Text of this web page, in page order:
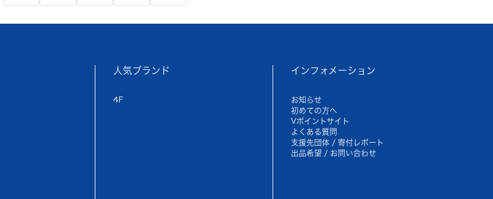
人気ブランド
4F
インフォメーション
お知らせ
初めての方へ
Vポイントサイト
よくある質問
支援先団体 / 寄付レポート
出品希望 / お問い合わせ